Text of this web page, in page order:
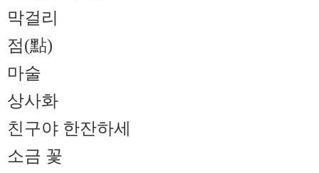
막걸리
점(點)
마술
상사화
친구야 한잔하세
소금 꽃